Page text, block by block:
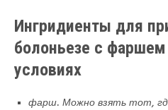
Ингридиенты для
болоньезе с
условиях
фарш. Можно взять тот,